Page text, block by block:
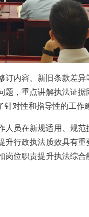
内容、新旧条款差
，重点讲解执法证
对性和指导性的工作
员在新规适用、规
行政执法质效具有
位职责提升执法综